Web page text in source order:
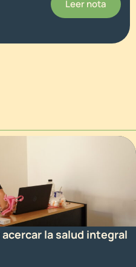
Leer nota
la salud integral